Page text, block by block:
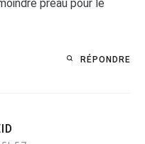
préau pour le
RÉPONDRE